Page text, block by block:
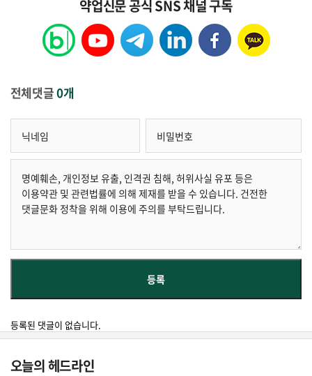
약업신문 공식 SNS 채널 구독
전체댓글0개
등록된 댓글이 없습니다.
오늘의 헤드라인